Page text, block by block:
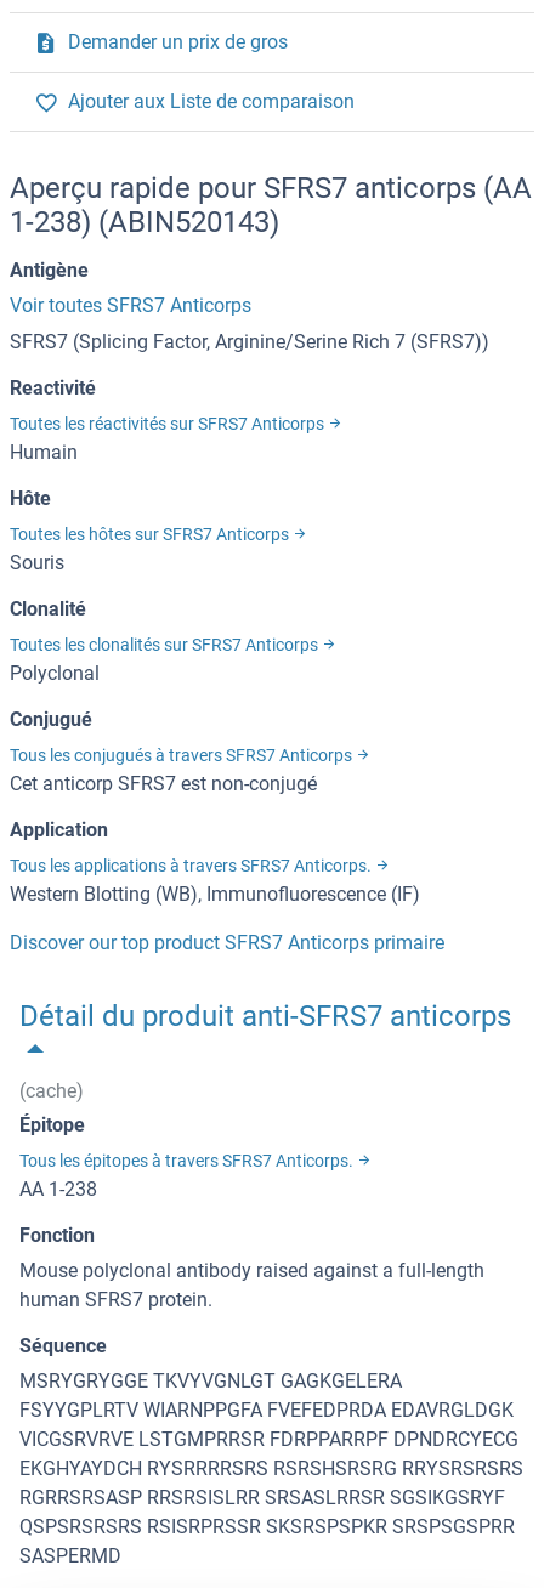
Demander un prix de gros
Ajouter aux Liste de comparaison
Aperçu rapide pour SFRS7 anticorps (AA
1-238) (ABIN520143)
Antigène
Voir toutes SFRS7 Anticorps
SFRS7 (Splicing Factor, Arginine/Serine Rich 7 (SFRS7))
Reactivité
Toutes les réactivités sur SFRS7 Anticorps
Humain
Hôte
Toutes les hôtes sur SFRS7 Anticorps
Souris
Clonalité
Toutes les clonalités sur SFRS7 Anticorps
Polyclonal
Conjugué
Tous les conjugués à travers SFRS7 Anticorps
Cet anticorp SFRS7 est non-conjugé
Application
Tous les applications à travers SFRS7 Anticorps.
Western Blotting (WB), Immunofluorescence (IF)
Discover our top product SFRS7 Anticorps primaire
Détail du produit anti-SFRS7 anticorps
(cache)
Épitope
Tous les épitopes à travers SFRS7 Anticorps.
AA 1-238
Fonction
Mouse polyclonal antibody raised against a full-length
human SFRS7 protein.
Séquence
MSRYGRYGGE TKVYVGNLGT GAGKGELERA
FSYYGPLRTV WIARNPPGFA FVEFEDPRDA EDAVRGLDGK
VICGSRVRVE LSTGMPRRSR FDRPPARRPF DPNDRCYECG
EKGHYAYDCH RYSRRRRSRS RSRSHSRSRG RRYSRSRSRS
RGRRSRSASP RRSRSISLRR SRSASLRRSR SGSIKGSRYF
QSPSRSRSRS RSISRPRSSR SKSRSPSPKR SRSPSGSPRR
SASPERMD